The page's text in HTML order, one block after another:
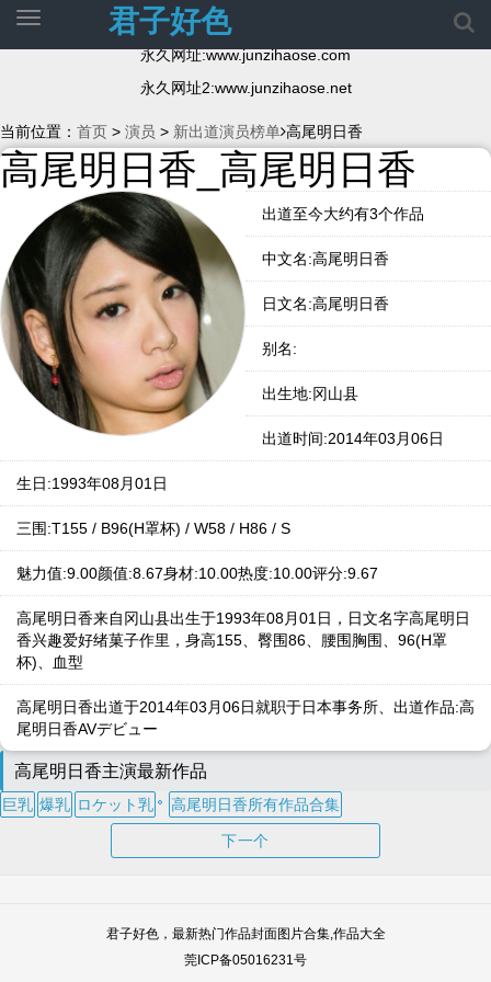
君子好色
切
永久网址:www.junzihaose.com
永久网址2:www.junzihaose.net
当前位置： 首页 > 演员 > 新出道演员榜单 高尾明日香
高尾明日香_高尾明日香
出道至今大约有3个作品
中文名:高尾明日香
日文名:高尾明日香
别名:
出生地:冈山县
出道时间:2014年03月06日
生日:1993年08月01日
三围:T155 / B96(H罩杯) / W58 / H86 / S
魅力值:9.00颜值:8.67身材:10.00热度:10.00评分:9.67
高尾明日香来自冈山县出生于1993年08月01日，日文名字高尾明日
香兴趣爱好绪菓子作里，身高155、臀围86、腰围胸围、96(H罩
杯)、血型
高尾明日香出道于2014年03月06日就职于日本事务所、出道作品:高
尾明日香AVデビュー
高尾明日香主演最新作品
巨乳 爆乳 ロケット乳 高尾明日香所有作品合集
下一个
君子好色，最新热门作品封面图片合集,作品大全
莞ICP备05016231号